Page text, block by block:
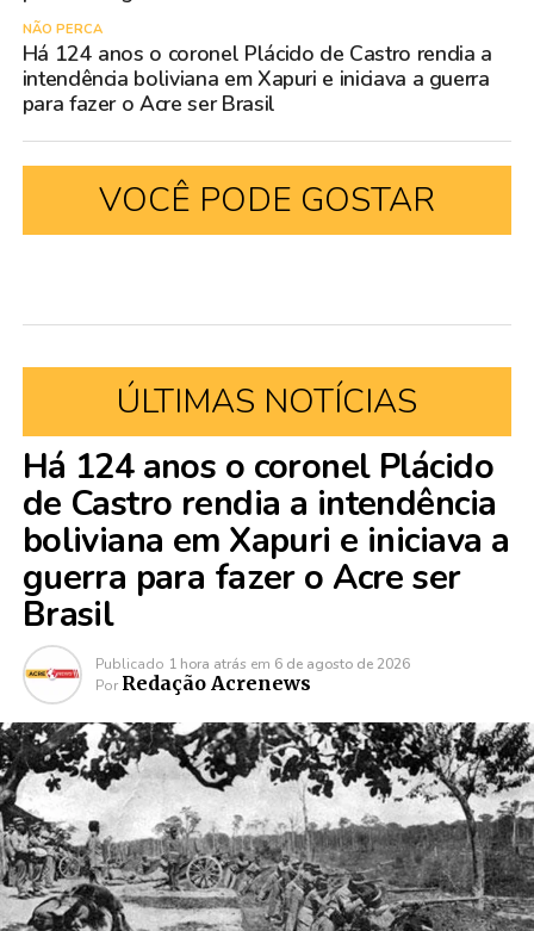
NÃO PERCA
Há 124 anos o coronel Plácido de Castro rendia a
intendência boliviana em Xapuri e iniciava a guerra
para fazer o Acre ser Brasil
VOCÊ PODE GOSTAR
ÚLTIMAS NOTÍCIAS
Há 124 anos o coronel Plácido
de Castro rendia a intendência
boliviana em Xapuri e iniciava a
guerra para fazer o Acre ser
Brasil
Publicado 1 hora atrás em 6 de agosto de 2026
Por Redação Acrenews